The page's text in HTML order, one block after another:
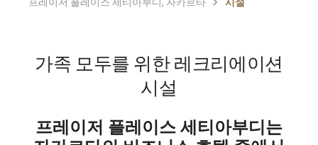
가족 모두를 위한 레크리에이션
시설
프레이저 플레이스 세티아부디는